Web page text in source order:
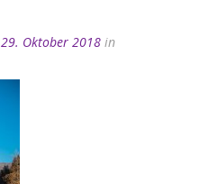
29. Oktober 2018 in